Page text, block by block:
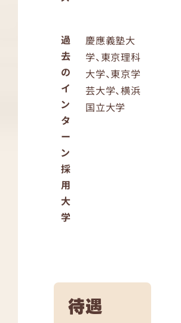
過
去
の
イ
ン
タ
ー
ン
採
用
大
学
慶應義塾大
学、東京理科
大学、東京学
芸大学、横浜
国立大学
待遇